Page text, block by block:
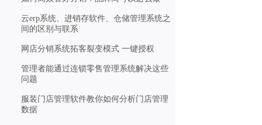
云erp系统、进销存软件、仓储管理系统之
间的区别与联系
网店分销系统拓客裂变模式 一键授权
管理者能通过连锁零售管理系统解决这些
问题
服装门店管理软件教你如何分析门店管理
数据